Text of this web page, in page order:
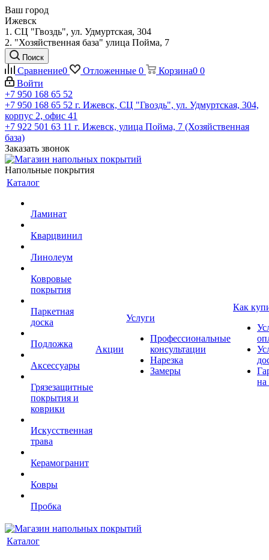
Ваш город
Ижевск
1. СЦ "Гвоздь", ул. Удмуртская, 304
2. "Хозяйственная база" улица Пойма, 7
Поиск
Сравнение0 Отложенные 0 Корзина0 0
Войти
+7 950 168 65 52
+7 950 168 65 52 г. Ижевск, СЦ "Гвоздь", ул. Удмуртская, 304,
корпус 2, офис 41
+7 922 501 63 11 г. Ижевск, улица Пойма, 7 (Хозяйственная
база)
Заказать звонок
Напольные покрытия
Каталог
Ламинат
Кварцвинил
Линолеум
Ковровые
покрытия
Паркетная
доска
Подложка
Аксессуары
Грязезащитные
покрытия и
коврики
Искусственная
трава
Керамогранит
Ковры
Пробка
Акции
Услуги
Профессиональные
консультации
Нарезка
Замеры
Как
на
Каталог